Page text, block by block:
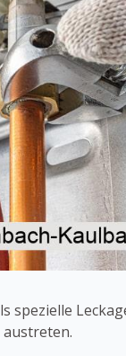
spezielle